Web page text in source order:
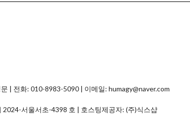
| 전화: 010-8983-5090 | 이메일: humagy@naver.com
2024-서울서초-4398 호 | 호스팅제공자: (주)식스샵